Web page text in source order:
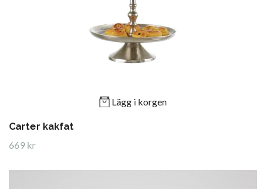
Lägg i korgen
Carter kakfat
669 kr